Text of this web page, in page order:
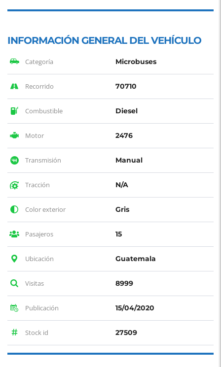
INFORMACIÓN GENERAL DEL VEHÍCULO
Categoría Microbuses
Recorrido 70710
Combustible Diesel
Motor 2476
Transmisión Manual
Tracción N/A
Color exterior Gris
Pasajeros 15
Ubicación Guatemala
Visitas 8999
Publicación 15/04/2020
Stock id 27509